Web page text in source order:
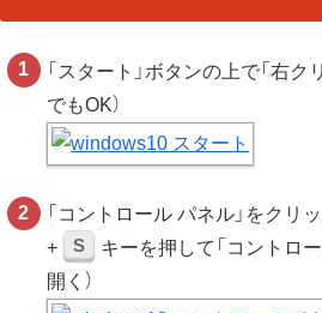
「スタート」ボタンの上で「右クリ
でもOK）
「コントロール パネル」をクリ
+
S
キーを押して「コントロ
開く）